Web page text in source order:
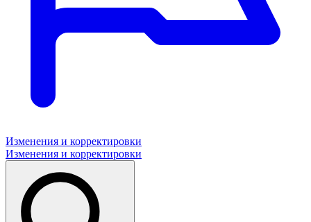
Изменения и корректировки
Изменения и корректировки